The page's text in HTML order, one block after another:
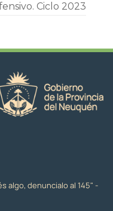
Ciclo 2023
algo, denuncialo al 145" -